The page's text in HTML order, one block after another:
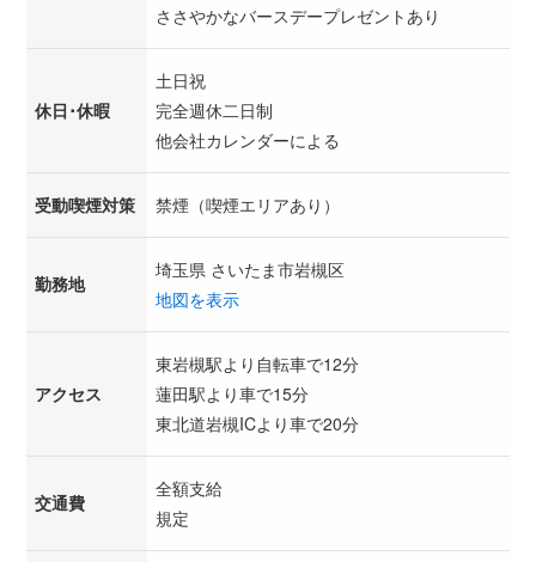
ささやかなバースデープレゼントあり
休日･休暇
土日祝
完全週休二日制
他会社カレンダーによる
受動喫煙対策 禁煙（喫煙エリアあり）
勤務地
埼玉県 さいたま市岩槻区
地図を表示
アクセス
東岩槻駅より自転車で12分
蓮田駅より車で15分
東北道岩槻ICより車で20分
交通費
全額支給
規定